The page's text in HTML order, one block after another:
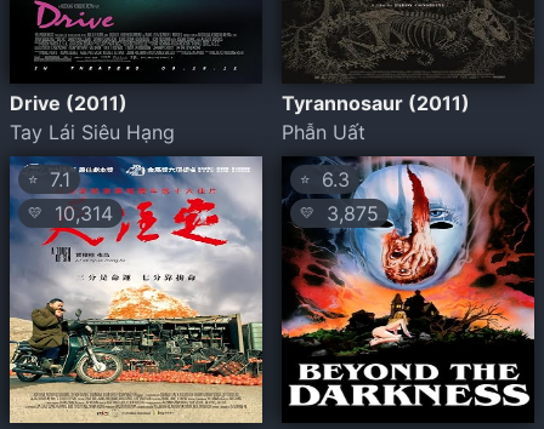
Drive (2011)
Tay Lái Siêu Hạng
Tyrannosaur (2011)
Phẫn Uất
⭐ 7.1
💛 10,314
⭐ 6.3
💛 3,875